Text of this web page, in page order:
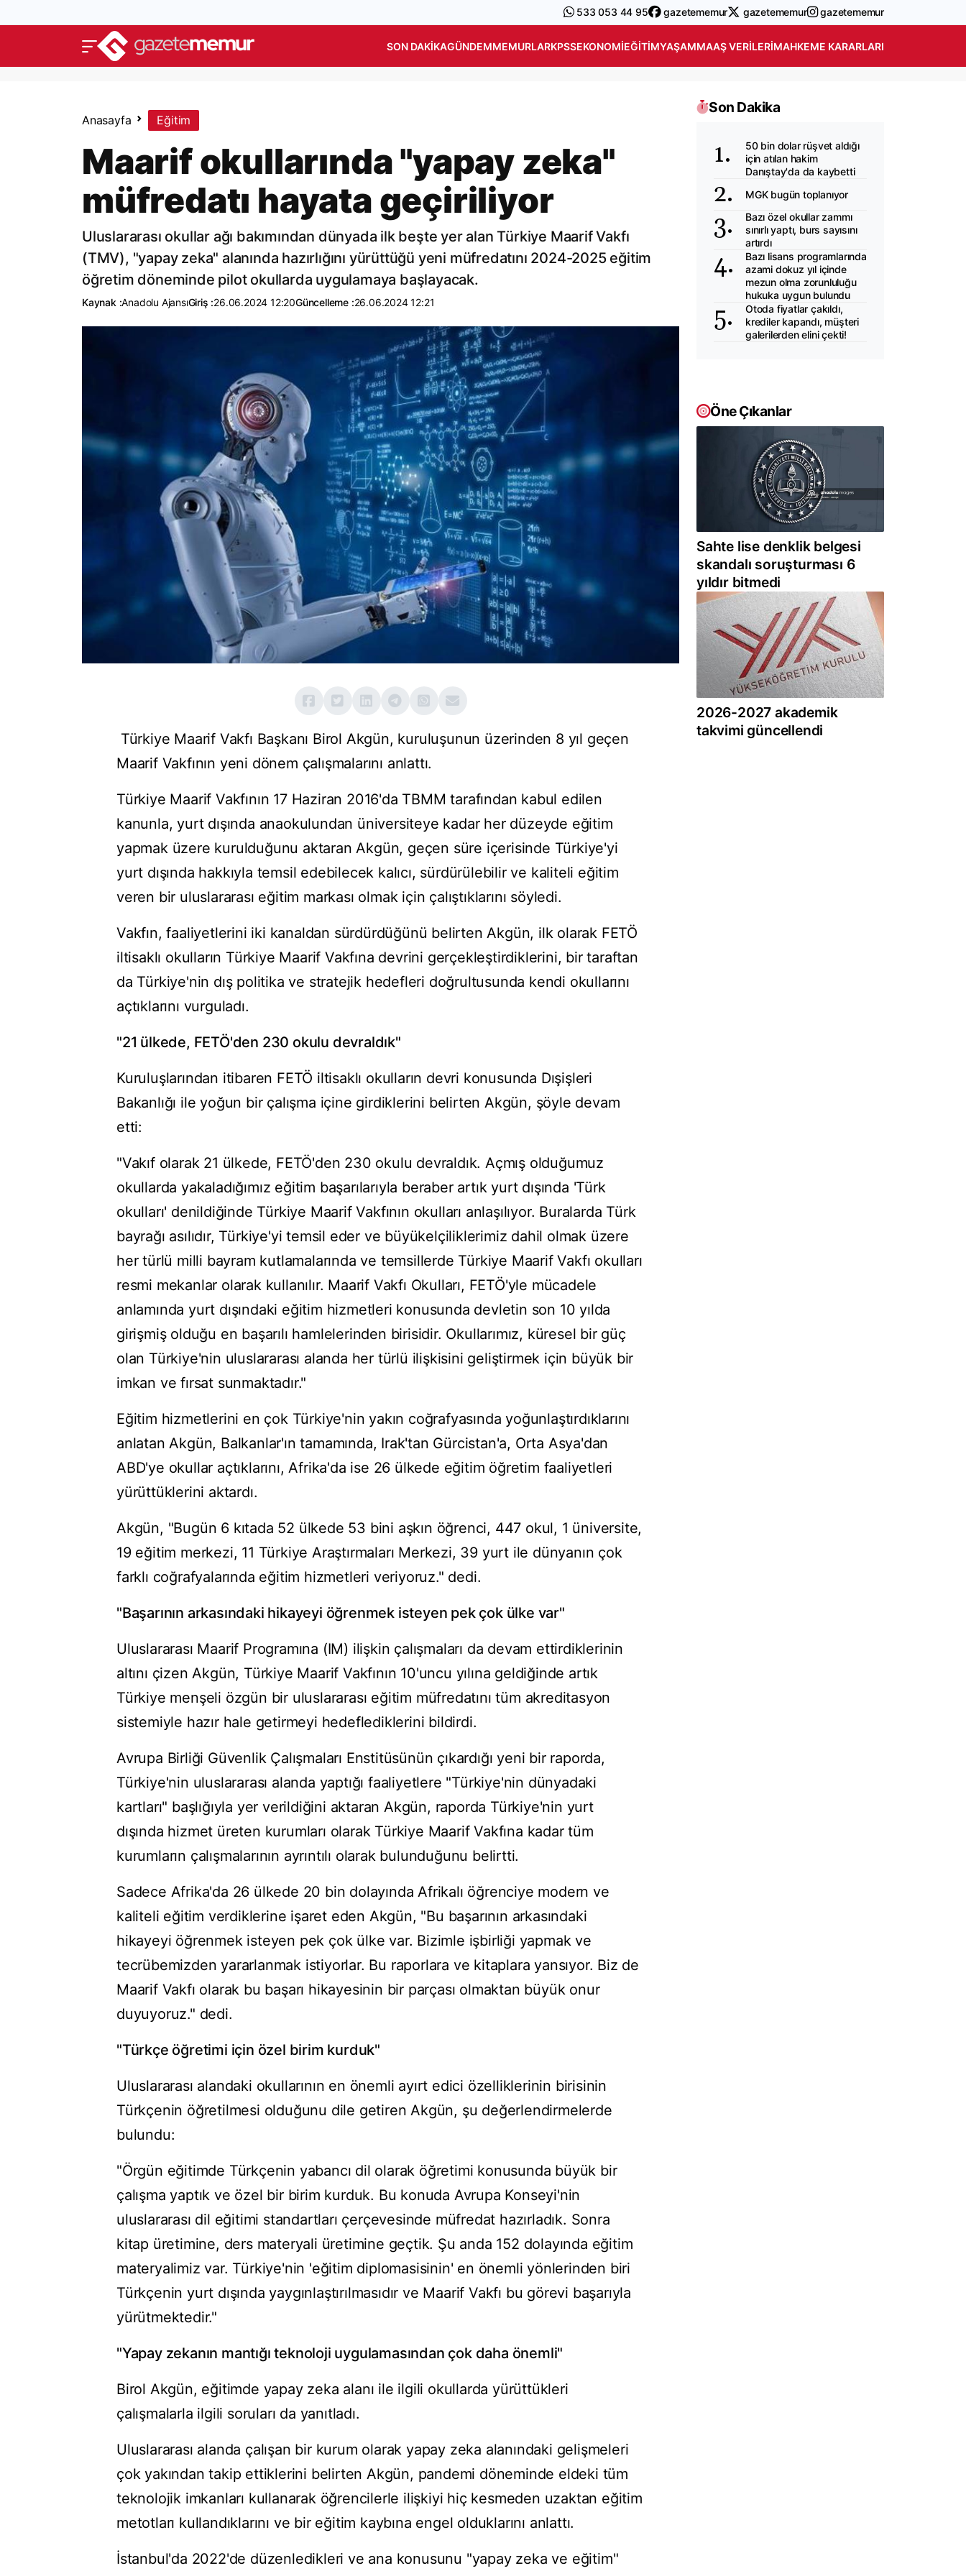
533 053 44 95 gazetememur gazetememur gazetememur
SON DAKIKAGÜNDEMMEMURLARKPSSEKONOMIEĞITIMYAŞAMMAAŞ VERILERIMAHKEME KARARLARI
Anasayfa Eğitim
Maarif okullarında "yapay zeka"
müfredatı hayata geçiriliyor
Uluslararası okullar ağı bakımından dünyada ilk beşte yer alan Türkiye Maarif Vakfı
(TMV), "yapay zeka" alanında hazırlığını yürüttüğü yeni müfredatını 2024-2025 eğitim
öğretim döneminde pilot okullarda uygulamaya başlayacak.
Kaynak :Anadolu AjansıGiriş :26.06.2024 12:20Güncelleme :26.06.2024 12:21
Türkiye Maarif Vakfı Başkanı Birol Akgün, kuruluşunun üzerinden 8 yıl geçen
Maarif Vakfının yeni dönem çalışmalarını anlattı.
Türkiye Maarif Vakfının 17 Haziran 2016'da TBMM tarafından kabul edilen
kanunla, yurt dışında anaokulundan üniversiteye kadar her düzeyde eğitim
yapmak üzere kurulduğunu aktaran Akgün, geçen süre içerisinde Türkiye'yi
yurt dışında hakkıyla temsil edebilecek kalıcı, sürdürülebilir ve kaliteli eğitim
veren bir uluslararası eğitim markası olmak için çalıştıklarını söyledi.
Vakfın, faaliyetlerini iki kanaldan sürdürdüğünü belirten Akgün, ilk olarak FETÖ
iltisaklı okulların Türkiye Maarif Vakfına devrini gerçekleştirdiklerini, bir taraftan
da Türkiye'nin dış politika ve stratejik hedefleri doğrultusunda kendi okullarını
açtıklarını vurguladı.
"21 ülkede, FETÖ'den 230 okulu devraldık"
Kuruluşlarından itibaren FETÖ iltisaklı okulların devri konusunda Dışişleri
Bakanlığı ile yoğun bir çalışma içine girdiklerini belirten Akgün, şöyle devam
etti:
"Vakıf olarak 21 ülkede, FETÖ'den 230 okulu devraldık. Açmış olduğumuz
okullarda yakaladığımız eğitim başarılarıyla beraber artık yurt dışında 'Türk
okulları' denildiğinde Türkiye Maarif Vakfının okulları anlaşılıyor. Buralarda Türk
bayrağı asılıdır, Türkiye'yi temsil eder ve büyükelçiliklerimiz dahil olmak üzere
her türlü milli bayram kutlamalarında ve temsillerde Türkiye Maarif Vakfı okulları
resmi mekanlar olarak kullanılır. Maarif Vakfı Okulları, FETÖ'yle mücadele
anlamında yurt dışındaki eğitim hizmetleri konusunda devletin son 10 yılda
girişmiş olduğu en başarılı hamlelerinden birisidir. Okullarımız, küresel bir güç
olan Türkiye'nin uluslararası alanda her türlü ilişkisini geliştirmek için büyük bir
imkan ve fırsat sunmaktadır."
Eğitim hizmetlerini en çok Türkiye'nin yakın coğrafyasında yoğunlaştırdıklarını
anlatan Akgün, Balkanlar'ın tamamında, Irak'tan Gürcistan'a, Orta Asya'dan
ABD'ye okullar açtıklarını, Afrika'da ise 26 ülkede eğitim öğretim faaliyetleri
yürüttüklerini aktardı.
Akgün, "Bugün 6 kıtada 52 ülkede 53 bini aşkın öğrenci, 447 okul, 1 üniversite,
19 eğitim merkezi, 11 Türkiye Araştırmaları Merkezi, 39 yurt ile dünyanın çok
farklı coğrafyalarında eğitim hizmetleri veriyoruz." dedi.
"Başarının arkasındaki hikayeyi öğrenmek isteyen pek çok ülke var"
Uluslararası Maarif Programına (IM) ilişkin çalışmaları da devam ettirdiklerinin
altını çizen Akgün, Türkiye Maarif Vakfının 10'uncu yılına geldiğinde artık
Türkiye menşeli özgün bir uluslararası eğitim müfredatını tüm akreditasyon
sistemiyle hazır hale getirmeyi hedeflediklerini bildirdi.
Avrupa Birliği Güvenlik Çalışmaları Enstitüsünün çıkardığı yeni bir raporda,
Türkiye'nin uluslararası alanda yaptığı faaliyetlere "Türkiye'nin dünyadaki
kartları" başlığıyla yer verildiğini aktaran Akgün, raporda Türkiye'nin yurt
dışında hizmet üreten kurumları olarak Türkiye Maarif Vakfına kadar tüm
kurumların çalışmalarının ayrıntılı olarak bulunduğunu belirtti.
Sadece Afrika'da 26 ülkede 20 bin dolayında Afrikalı öğrenciye modern ve
kaliteli eğitim verdiklerine işaret eden Akgün, "Bu başarının arkasındaki
hikayeyi öğrenmek isteyen pek çok ülke var. Bizimle işbirliği yapmak ve
tecrübemizden yararlanmak istiyorlar. Bu raporlara ve kitaplara yansıyor. Biz de
Maarif Vakfı olarak bu başarı hikayesinin bir parçası olmaktan büyük onur
duyuyoruz." dedi.
"Türkçe öğretimi için özel birim kurduk"
Uluslararası alandaki okullarının en önemli ayırt edici özelliklerinin birisinin
Türkçenin öğretilmesi olduğunu dile getiren Akgün, şu değerlendirmelerde
bulundu:
"Örgün eğitimde Türkçenin yabancı dil olarak öğretimi konusunda büyük bir
çalışma yaptık ve özel bir birim kurduk. Bu konuda Avrupa Konseyi'nin
uluslararası dil eğitimi standartları çerçevesinde müfredat hazırladık. Sonra
kitap üretimine, ders materyali üretimine geçtik. Şu anda 152 dolayında eğitim
materyalimiz var. Türkiye'nin 'eğitim diplomasisinin' en önemli yönlerinden biri
Türkçenin yurt dışında yaygınlaştırılmasıdır ve Maarif Vakfı bu görevi başarıyla
yürütmektedir."
"Yapay zekanın mantığı teknoloji uygulamasından çok daha önemli"
Birol Akgün, eğitimde yapay zeka alanı ile ilgili okullarda yürüttükleri
çalışmalarla ilgili soruları da yanıtladı.
Uluslararası alanda çalışan bir kurum olarak yapay zeka alanındaki gelişmeleri
çok yakından takip ettiklerini belirten Akgün, pandemi döneminde eldeki tüm
teknolojik imkanları kullanarak öğrencilerle ilişkiyi hiç kesmeden uzaktan eğitim
metotları kullandıklarını ve bir eğitim kaybına engel olduklarını anlattı.
İstanbul'da 2022'de düzenledikleri ve ana konusunu "yapay zeka ve eğitim"
Son Dakika
50 bin dolar rüşvet aldığı
için atılan hakim
Danıştay'da da kaybetti
MGK bugün toplanıyor
Bazı özel okullar zammı
sınırlı yaptı, burs sayısını
artırdı
Bazı lisans programlarında
azami dokuz yıl içinde
mezun olma zorunluluğu
hukuka uygun bulundu
Otoda fiyatlar çakıldı,
krediler kapandı, müşteri
galerilerden elini çekti!
Öne Çıkanlar
Sahte lise denklik belgesi
skandalı soruşturması 6
yıldır bitmedi
2026-2027 akademik
takvimi güncellendi